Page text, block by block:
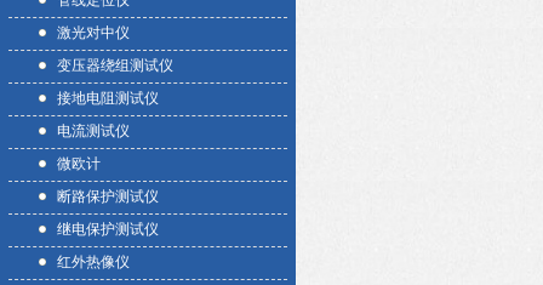
激光对中仪
变压器绕组测试仪
接地电阻测试仪
电流测试仪
微欧计
断路保护测试仪
继电保护测试仪
红外热像仪